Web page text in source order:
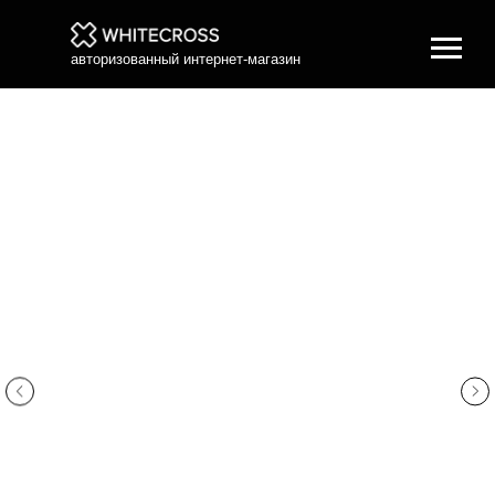
авторизованный интернет-магазин